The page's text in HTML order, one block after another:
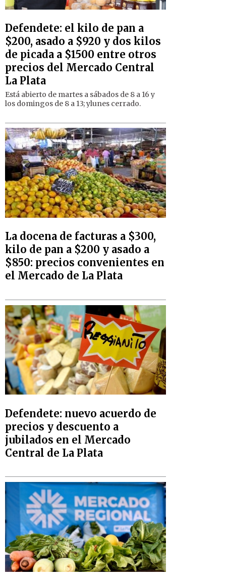
Defendete: el kilo de pan a
$200, asado a $920 y dos kilos
de picada a $1500 entre otros
precios del Mercado Central
La Plata
Está abierto de martes a sábados de 8 a 16 y
los domingos de 8 a 13; ylunes cerrado.
La docena de facturas a $300,
kilo de pan a $200 y asado a
$850: precios convenientes en
el Mercado de La Plata
Defendete: nuevo acuerdo de
precios y descuento a
jubilados en el Mercado
Central de La Plata